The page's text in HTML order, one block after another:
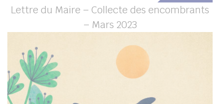
Lettre du Maire – Collecte des encombrants
– Mars 2023